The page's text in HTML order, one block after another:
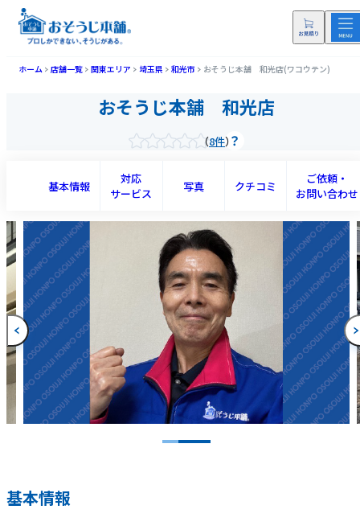
ホーム 店舗一覧 関東エリア 埼玉県 和光市 おそうじ本舗 和光店(ワコウテン)
おそうじ本舗 和光店
8件
基本情報
対応
サービス
写真 クチコミ
ご依頼・
お問い合わせ
基本情報